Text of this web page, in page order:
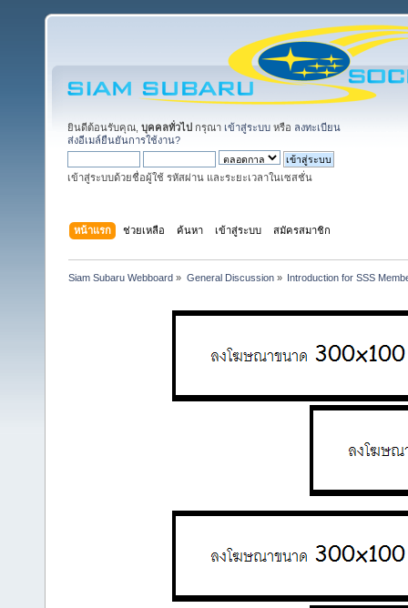
ยินดีต้อนรับคุณ, บุคคลทั่วไป กรุณา เข้าสู่ระบบ หรือ ลงทะเบียน
ส่งอีเมล์ยืนยันการใช้งาน?
เข้าสู่ระบบด้วยชื่อผู้ใช้ รหัสผ่าน และระยะเวลาในเซสชั่น
หน้าแรก ช่วยเหลือ ค้นหา เข้าสู่ระบบ สมัครสมาชิก
Siam Subaru Webboard » General Discussion» Introduction for SSS